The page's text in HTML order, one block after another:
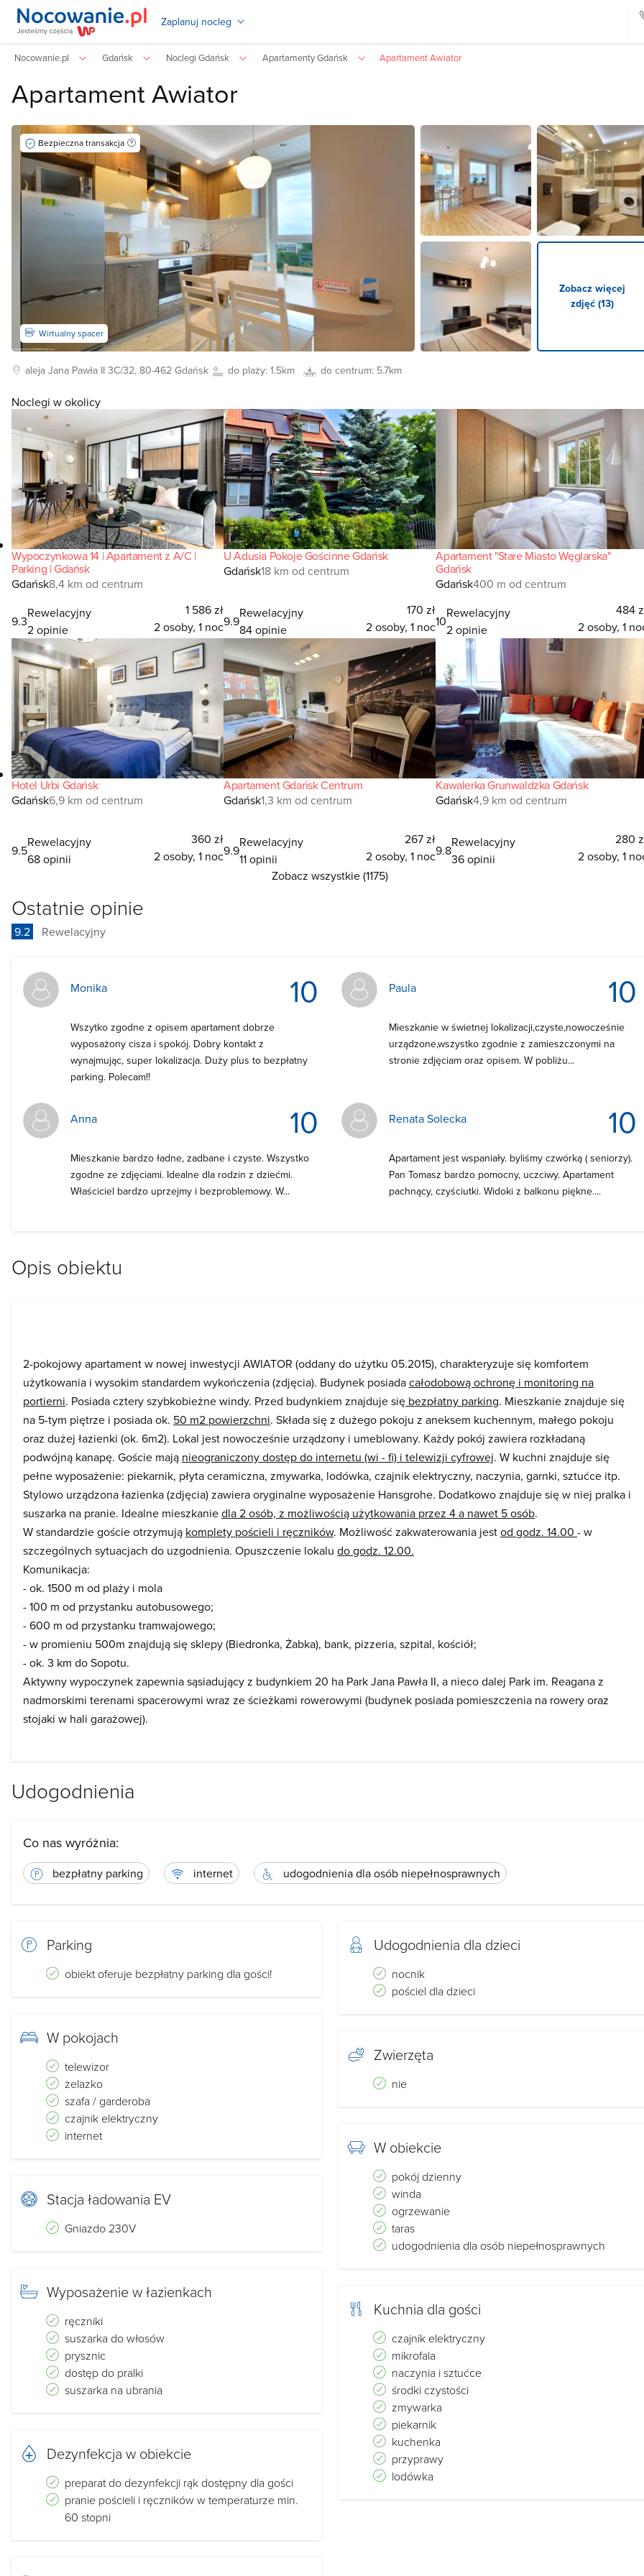
Zaplanuj nocleg
Nocowanie.pl Gdańsk Noclegi Gdańsk Apartamenty Gdańsk Apartament Awiator
Apartament Awiator
Zobacz więcej
zdjęć (13)
Wirtualny spacer
Bezpieczna transakcja
aleja Jana Pawła II3C/32, 80-462 Gdańsk do plaży:1.5km do centrum: 5.7km
Noclegi w okolicy
Wypoczynkowa 14 | Apartament z A/C |
Parking | Gdańsk
Gdańsk8,4 km od centrum
9.3
Rewelacyjny
2 opinie
1 586 zł
2 osoby, 1 noc
U Adusia Pokoje Gościnne Gdańsk
Gdańsk18 km od centrum
9.9
Rewelacyjny
84 opinie
170 zł
2 osoby, 1 noc
Apartament "Stare Miasto Węglarska"
Gdańsk
Gdańsk400 m od centrum
10
Rewelacyjny
2 opinie
484
2 osoby, 1
Hotel Urbi Gdańsk
Gdańsk6,9 km od centrum
9.5
Rewelacyjny
68 opinii
360 zł
2 osoby, 1 noc
Apartament Gdańsk Centrum
Gdańsk1,3 km od centrum
9.9
Rewelacyjny
11 opinii
267 zł
2 osoby, 1 noc
Kawalerka Grunwaldzka Gdańsk
Gdańsk4,9 km od centrum
9.8
Rewelacyjny
36 opinii
280
2 osoby, 1
Zobacz wszystkie (1175)
Ostatnie opinie
9.2 Rewelacyjny
10
Monika
Wszytko zgodne z opisem apartament dobrze
wyposażony cisza i spokój. Dobry kontakt z
wynajmując, super lokalizacja. Duży plus to bezpłatny
parking. Polecam!!
10
Paula
Mieszkanie w świetnej lokalizacji,czyste,nowocześnie
urządzone,wszystko zgodnie z zamieszczonymi na
stronie zdjęciam oraz opisem. W pobliżu...
10
Anna
Mieszkanie bardzo ładne, zadbane i czyste. Wszystko
zgodne ze zdjęciami. Idealne dla rodzin z dziećmi.
Właściciel bardzo uprzejmy i bezproblemowy. W...
10
Renata Solecka
Apartament jest wspaniały. byliśmy czwórką ( seniorzy).
Pan Tomasz bardzo pomocny, uczciwy. Apartament
pachnący, czyściutki. Widoki z balkonu piękne....
Opis obiektu
2-pokojowy apartament w nowej inwestycji AWIATOR (oddany do użytku 05.2015), charakteryzuje się komfortem
użytkowania i wysokim standardem wykończenia (zdjęcia). Budynek posiadacałodobową ochronę i monitoring na
portierni. Posiada cztery szybkobieżne windy. Przed budynkiem znajduje się bezpłatny parking. Mieszkanie znajduje się
na 5-tym piętrze i posiada ok. 50 m2 powierzchni. Składa się z dużego pokoju z aneksem kuchennym, małego pokoju
oraz dużej łazienki (ok. 6m2). Lokal jest nowocześnie urządzony i umeblowany. Każdy pokój zawiera rozkładaną
podwójną kanapę. Goście mają nieograniczony dostęp do internetu (wi - fi) i telewizji cyfrowej. W kuchni znajduje się
pełne wyposażenie: piekarnik, płyta ceramiczna, zmywarka, lodówka, czajnik elektryczny, naczynia, garnki, sztućce itp.
Stylowo urządzona łazienka (zdjęcia) zawiera oryginalne wyposażenie Hansgrohe. Dodatkowo znajduje się w niej pralka i
suszarka na pranie. Idealne mieszkaniedla 2 osób, z możliwością użytkowania przez 4 a nawet 5 osób.
W standardzie goście otrzymują komplety pościeli i ręczników. Możliwość zakwaterowania jestod godz. 14.00 - w
szczególnych sytuacjach do uzgodnienia. Opuszczenie lokalu do godz. 12.00.
Komunikacja:
- ok. 1500 m od plaży i mola
- 100 m od przystanku autobusowego;
- 600 m od przystanku tramwajowego;
- w promieniu 500m znajdują się sklepy (Biedronka, Żabka), bank, pizzeria, szpital, kościół;
- ok. 3 km do Sopotu.
Aktywny wypoczynek zapewnia sąsiadujący z budynkiem 20 ha Park Jana Pawła II, a nieco dalej Park im. Reagana z
nadmorskimi terenami spacerowymi wraz ze ścieżkami rowerowymi (budynek posiada pomieszczenia na rowery oraz
stojaki w hali garażowej).
Udogodnienia
Co nas wyróżnia:
bezpłatny parking internet udogodnienia dla osób niepełnosprawnych
Parking
obiekt oferuje bezpłatny parking dla gości!
W pokojach
telewizor
żelazko
szafa / garderoba
czajnik elektryczny
internet
Stacja ładowania EV
Gniazdo 230V
Wyposażenie w łazienkach
ręczniki
suszarka do włosów
prysznic
dostęp do pralki
suszarka na ubrania
Dezynfekcja w obiekcie
preparat do dezynfekcji rąk dostępny dla gości
pranie pościeli i ręczników w temperaturze min.
60 stopni
Udogodnienia dla dzieci
nocnik
pościel dla dzieci
Zwierzęta
nie
W obiekcie
pokój dzienny
winda
ogrzewanie
taras
udogodnienia dla osób niepełnosprawnych
Kuchnia dla gości
czajnik elektryczny
mikrofala
naczynia i sztućce
środki czystości
zmywarka
piekarnik
kuchenka
przyprawy
lodówka